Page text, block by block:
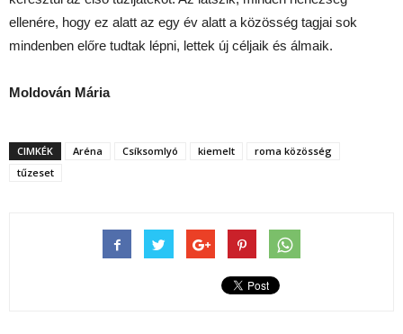
ellenére, hogy ez alatt az egy év alatt a közösség tagjai sok
mindenben előre tudtak lépni, lettek új céljaik és álmaik.
Moldován Mária
CIMKÉK Aréna Csíksomlyó kiemelt
roma közösség
tűzeset